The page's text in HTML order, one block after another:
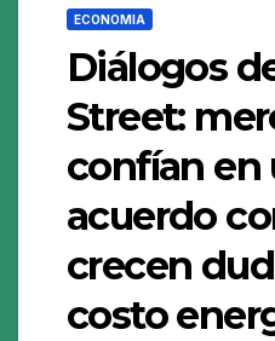
ECONOMIA
Diálogos
Street:
confían en
acuerdo
crecen
costo